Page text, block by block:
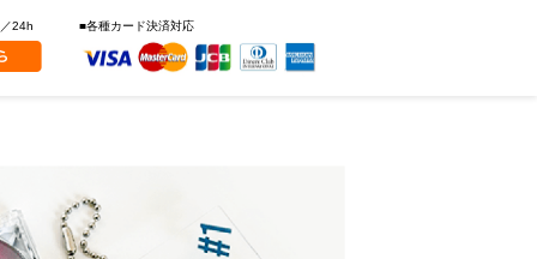
24h ■各種カード決済対応